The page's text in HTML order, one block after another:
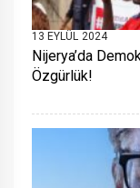
13 EYLÜL 2024
Nijerya’da
Özgürlük!